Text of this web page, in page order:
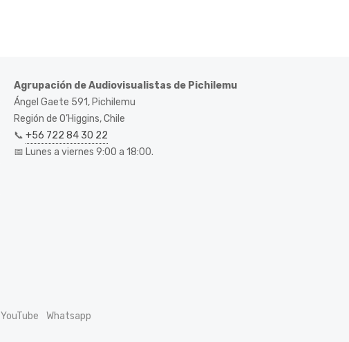
Agrupación de Audiovisualistas de Pichilemu
Ángel Gaete 591, Pichilemu
Región de O’Higgins, Chile
📞 +56 722 84 30 22
📅 Lunes a viernes 9:00 a 18:00.
YouTube Whatsapp